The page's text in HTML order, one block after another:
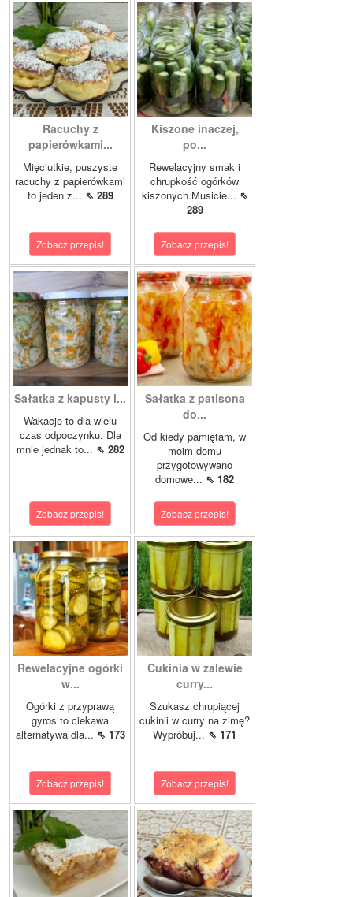
Racuchy z
papierówkami...
Mięciutkie, puszyste
racuchy z papierówkami
to jeden z... ⇖ 289
Zobacz przepis!
Kiszone inaczej,
po...
Rewelacyjny smak i
chrupkość ogórków
kiszonych.Musicie... ⇖
289
Zobacz przepis!
Sałatka z kapusty i...
Wakacje to dla wielu
czas odpoczynku. Dla
mnie jednak to... ⇖ 282
Zobacz przepis!
Sałatka z patisona
do...
Od kiedy pamiętam, w
moim domu
przygotowywano
domowe... ⇖ 182
Zobacz przepis!
Rewelacyjne ogórki
w...
Ogórki z przyprawą
gyros to ciekawa
alternatywa dla... ⇖ 173
Zobacz przepis!
Cukinia w zalewie
curry...
Szukasz chrupiącej
cukinii w curry na zimę?
Wypróbuj... ⇖ 171
Zobacz przepis!